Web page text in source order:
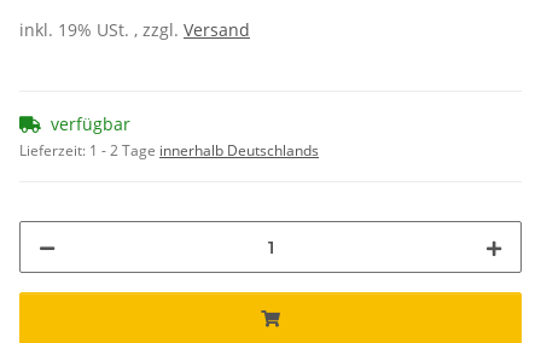
inkl. 19% USt. , zzgl. Versand
verfügbar
Lieferzeit: 1 - 2 Tage innerhalb Deutschlands